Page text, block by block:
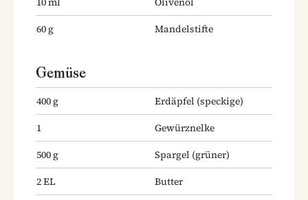
60g Mandelstifte
Gemüse
400g Erdäpfel (speckige)
1
Gewürznelke
500g Spargel (grüner)
2EL
Butter